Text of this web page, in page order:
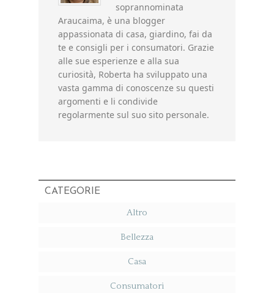
soprannominata
Araucaima, è una blogger
appassionata di casa, giardino, fai da
te e consigli per i consumatori. Grazie
alle sue esperienze e alla sua
curiosità, Roberta ha sviluppato una
vasta gamma di conoscenze su questi
argomenti e li condivide
regolarmente sul suo sito personale.
CATEGORIE
Altro
Bellezza
Casa
Consumatori